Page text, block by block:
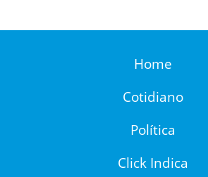
Home
Cotidiano
Política
Click Indica